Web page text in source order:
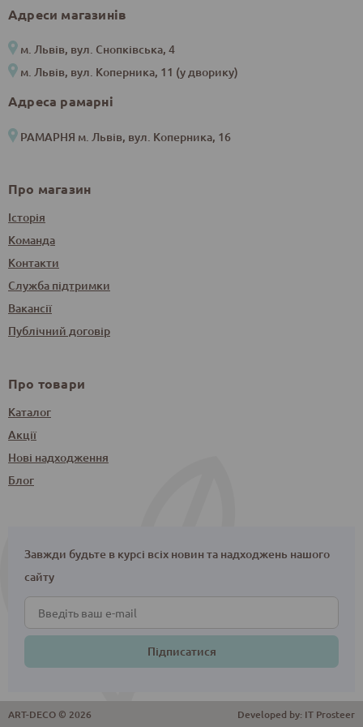
Адреси магазинів
м. Львів, вул. Снопківська, 4
м. Львів, вул. Коперника, 11 (у дворику)
Адреса рамарні
РАМАРНЯ м. Львів, вул. Коперника, 16
Про магазин
Історія
Команда
Контакти
Служба підтримки
Вакансії
Публічний договір
Про товари
Каталог
Акції
Нові надходження
Блог
Завжди будьте в курсі всіх новин та надходжень нашого
сайту
Підписатися
ART-DECO © 2026 Developed by: IT Prosteer